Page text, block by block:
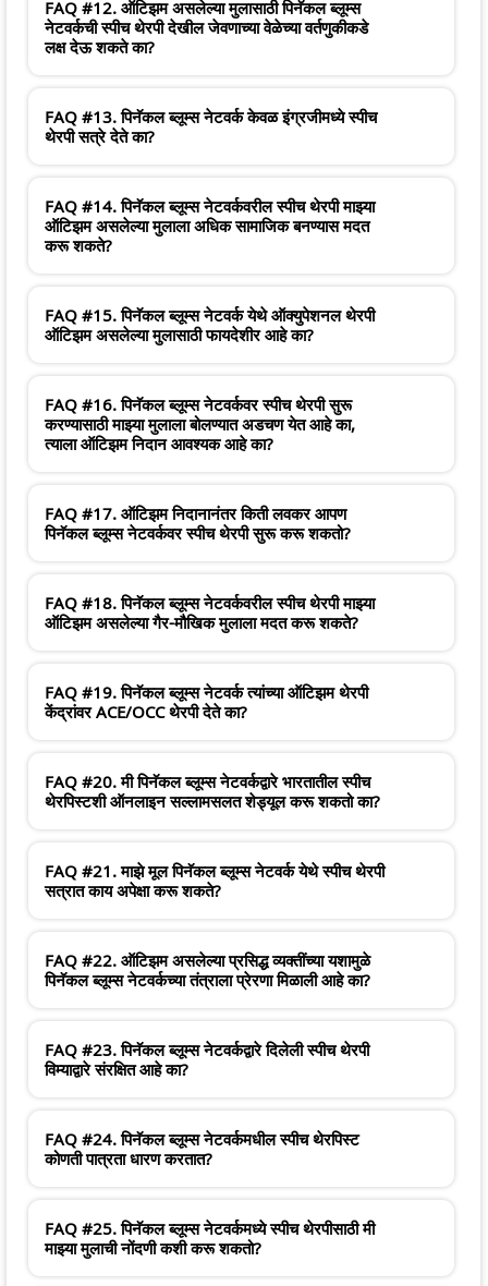
FAQ #12. ऑटिझम असलेल्या मुलासाठी पिनॅकल ब्लूम्स
नेटवर्कची स्पीच थेरपी देखील जेवणाच्या वेळेच्या वर्तणुकीकडे
लक्ष देऊ शकते का?
FAQ #13. पिनॅकल ब्लूम्स नेटवर्क केवळ इंग्रजीमध्ये स्पीच
थेरपी सत्रे देते का?
FAQ #14. पिनॅकल ब्लूम्स नेटवर्कवरील स्पीच थेरपी माझ्या
ऑटिझम असलेल्या मुलाला अधिक सामाजिक बनण्यास मदत
करू शकते?
FAQ #15. पिनॅकल ब्लूम्स नेटवर्क येथे ऑक्युपेशनल थेरपी
ऑटिझम असलेल्या मुलासाठी फायदेशीर आहे का?
FAQ #16. पिनॅकल ब्लूम्स नेटवर्कवर स्पीच थेरपी सुरू
करण्यासाठी माझ्या मुलाला बोलण्यात अडचण येत आहे का,
त्याला ऑटिझम निदान आवश्यक आहे का?
FAQ #17. ऑटिझम निदानानंतर किती लवकर आपण
पिनॅकल ब्लूम्स नेटवर्कवर स्पीच थेरपी सुरू करू शकतो?
FAQ #18. पिनॅकल ब्लूम्स नेटवर्कवरील स्पीच थेरपी माझ्या
ऑटिझम असलेल्या गैर-मौखिक मुलाला मदत करू शकते?
FAQ #19. पिनॅकल ब्लूम्स नेटवर्क त्यांच्या ऑटिझम थेरपी
केंद्रांवर ACE/OCC थेरपी देते का?
FAQ #20. मी पिनॅकल ब्लूम्स नेटवर्कद्वारे भारतातील स्पीच
थेरपिस्टशी ऑनलाइन सल्लामसलत शेड्यूल करू शकतो का?
FAQ #21. माझे मूल पिनॅकल ब्लूम्स नेटवर्क येथे स्पीच थेरपी
सत्रात काय अपेक्षा करू शकते?
FAQ #22. ऑटिझम असलेल्या प्रसिद्ध व्यक्तींच्या यशामुळे
पिनॅकल ब्लूम्स नेटवर्कच्या तंत्राला प्रेरणा मिळाली आहे का?
FAQ #23. पिनॅकल ब्लूम्स नेटवर्कद्वारे दिलेली स्पीच थेरपी
विम्याद्वारे संरक्षित आहे का?
FAQ #24. पिनॅकल ब्लूम्स नेटवर्कमधील स्पीच थेरपिस्ट
कोणती पात्रता धारण करतात?
FAQ #25. पिनॅकल ब्लूम्स नेटवर्कमध्ये स्पीच थेरपीसाठी मी
माझ्या मुलाची नोंदणी कशी करू शकतो?